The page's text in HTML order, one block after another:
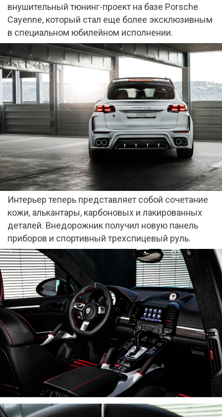
внушительный тюнинг-проект на базе Porsche
Cayenne, который стал еще более эксклюзивным
в специальном юбилейном исполнении.
Интерьер теперь представляет собой сочетание
кожи, алькантары, карбоновых и лакированных
деталей. Внедорожник получил новую панель
приборов и спортивный трехспицевый руль.